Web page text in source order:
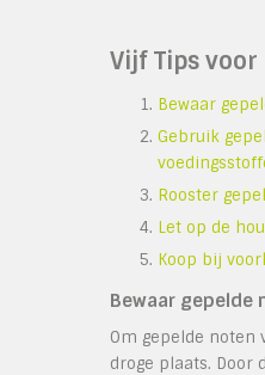
Vijf Tips
Bewaar
Gebruik
Rooster
Let op de
Koop bij
Bewaar gepelde
Om gepelde
droge plaats.